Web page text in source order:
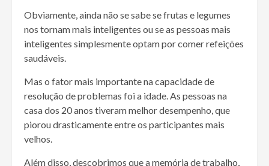
Obviamente, ainda não se sabe se frutas e legumes
nos tornam mais inteligentes ou se as pessoas mais
inteligentes simplesmente optam por comer refeições
saudáveis.
Mas o fator mais importante na capacidade de
resolução de problemas foi a idade. As pessoas na
casa dos 20 anos tiveram melhor desempenho, que
piorou drasticamente entre os participantes mais
velhos.
Além disso, descobrimos que a memória de trabalho,